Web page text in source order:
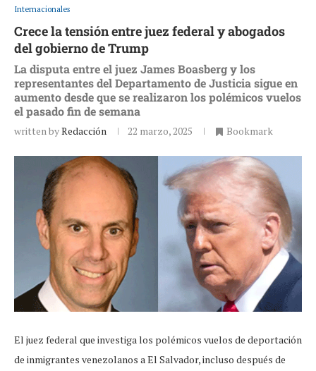
Internacionales
Crece la tensión entre juez federal y abogados
del gobierno de Trump
La disputa entre el juez James Boasberg y los
representantes del Departamento de Justicia sigue en
aumento desde que se realizaron los polémicos vuelos
el pasado fin de semana
written byRedacción 22 marzo, 2025 Bookmark
El juez federal que investiga los polémicos vuelos de deportación
de inmigrantes venezolanos a El Salvador, incluso después de